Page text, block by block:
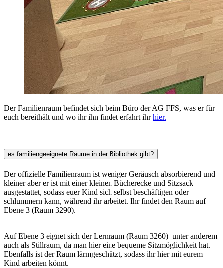
Der Familienraum befindet sich beim Büro der AG FFS, was er für
euch bereithält und wo ihr ihn findet erfahrt ihrhier.
es familiengeeignete Räume in der Bibliothek gibt?
Der offizielle Familienraum ist weniger Geräusch absorbierend und
kleiner aber er ist mit einer kleinen Bücherecke und Sitzsack
ausgestattet, sodass euer Kind sich selbst beschäftigen oder
schlummern kann, während ihr arbeitet. Ihr findet den Raum auf
Ebene 3 (Raum 3290).
Auf Ebene 3 eignet sich der Lernraum (Raum 3260) unter anderem
auch als Stillraum, da man hier eine bequeme Sitzmöglichkeit hat.
Ebenfalls ist der Raum lärmgeschützt, sodass ihr hier mit eurem
Kind arbeiten könnt.